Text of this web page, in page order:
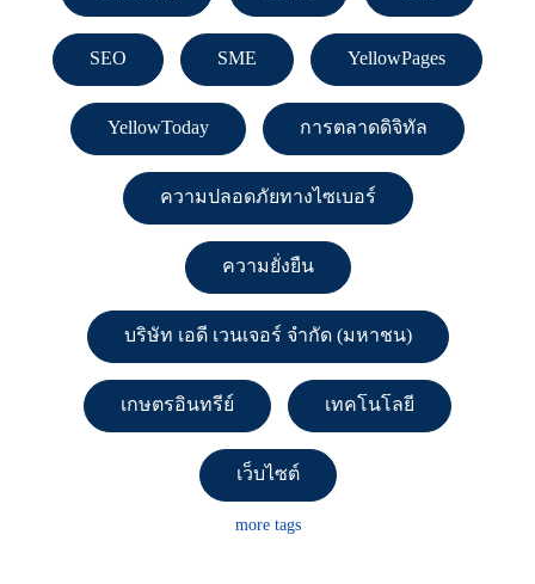
SEO SME YellowPages
YellowToday การตลาดดิจิทัล
ความปลอดภัยทางไซเบอร์
ความยั่งยืน
บริษัท เอดี เวนเจอร์ จำกัด (มหาชน)
เกษตรอินทรีย์ เทคโนโลยี
เว็บไซต์
more tags